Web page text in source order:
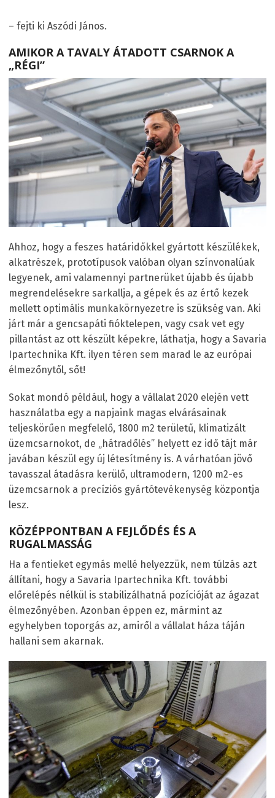
– fejti ki Aszódi János.
AMIKOR A TAVALY ÁTADOTT CSARNOK A
„RÉGI”
Ahhoz, hogy a feszes határidőkkel gyártott készülékek,
alkatrészek, prototípusok valóban olyan színvonalúak
legyenek, ami valamennyi partnerüket újabb és újabb
megrendelésekre sarkallja, a gépek és az értő kezek
mellett optimális munkakörnyezetre is szükség van. Aki
járt már a gencsapáti fióktelepen, vagy csak vet egy
pillantást az ott készült képekre, láthatja, hogy a Savaria
Ipartechnika Kft. ilyen téren sem marad le az európai
élmezőnytől, sőt!
Sokat mondó például, hogy a vállalat 2020 elején vett
használatba egy a napjaink magas elvárásainak
teljeskörűen megfelelő, 1800 m2 területű, klimatizált
üzemcsarnokot, de „hátradőlés” helyett ez idő tájt már
javában készül egy új létesítmény is. A várhatóan jövő
tavasszal átadásra kerülő, ultramodern, 1200 m2-es
üzemcsarnok a precíziós gyártótevékenység központja
lesz.
KÖZÉPPONTBAN A FEJLŐDÉS ÉS A
RUGALMASSÁG
Ha a fentieket egymás mellé helyezzük, nem túlzás azt
állítani, hogy a Savaria Ipartechnika Kft. további
előrelépés nélkül is stabilizálhatná pozícióját az ágazat
élmezőnyében. Azonban éppen ez, mármint az
egyhelyben toporgás az, amiről a vállalat háza táján
hallani sem akarnak.